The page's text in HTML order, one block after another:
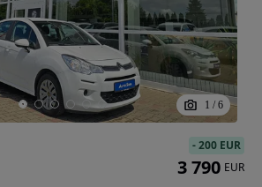
1 / 6
-200 EUR
3 790 EUR